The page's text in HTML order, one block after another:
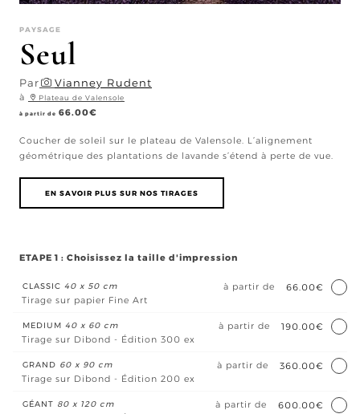
PAYSAGE
Seul
Par Vianney Rudent
à Plateau de Valensole
à partir de 66.00€
Coucher de soleil sur le plateau de Valensole. L’alignement
géométrique des plantations de lavande s’étend à perte de vue.
EN SAVOIR PLUS SUR NOS TIRAGES
ETAPE 1 : Choisissez la taille d'impression
CLASSIC40 x 50 cm à partir de
66.00€
Tirage sur papier Fine Art
MEDIUM40 x 60 cm à partir de
190.00€
Tirage sur Dibond - Édition 300 ex
GRAND 60 x 90 cm à partir de
360.00€
Tirage sur Dibond - Édition 200 ex
GÉANT 80 x 120 cm à partir de
600.00€